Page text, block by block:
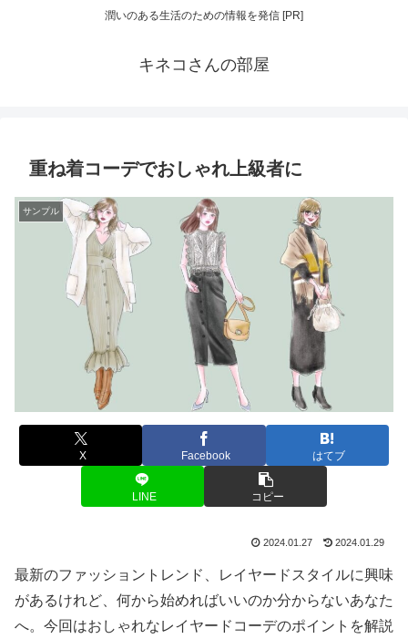
潤いのある生活のための情報を発信 [PR]
キネコさんの部屋
重ね着コーデでおしゃれ上級者に
サンプル
X Facebook はてブ
LINE コピー
2024.01.27 2024.01.29
最新のファッショントレンド、レイヤードスタイルに興味
があるけれど、何から始めればいいのか分からないあなた
へ。今回はおしゃれなレイヤードコーデのポイントを解説